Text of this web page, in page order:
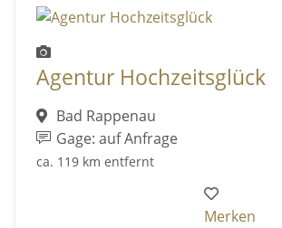
Agentur Hochzeitsglück
Bad Rappenau
Gage: auf Anfrage
ca. 119 km entfernt
Merken